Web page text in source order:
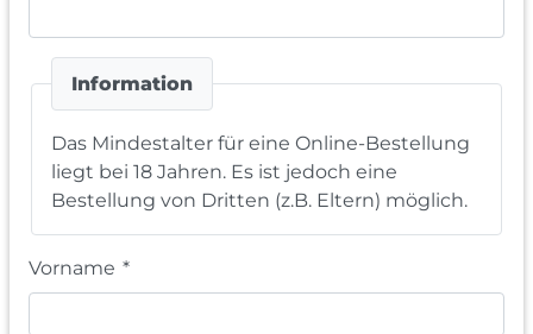
Information
Das Mindestalter für eine Online-Bestellung
liegt bei 18 Jahren. Es ist jedoch eine
Bestellung von Dritten (z.B. Eltern) möglich.
Vorname *